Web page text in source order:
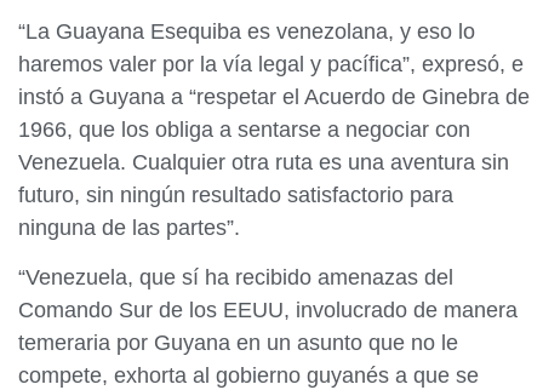
“La Guayana Esequiba es venezolana, y eso lo
haremos valer por la vía legal y pacífica”, expresó, e
instó a Guyana a “respetar el Acuerdo de Ginebra de
1966, que los obliga a sentarse a negociar con
Venezuela. Cualquier otra ruta es una aventura sin
futuro, sin ningún resultado satisfactorio para
ninguna de las partes”.
“Venezuela, que sí ha recibido amenazas del
Comando Sur de los EEUU, involucrado de manera
temeraria por Guyana en un asunto que no le
compete, exhorta al gobierno guyanés a que se